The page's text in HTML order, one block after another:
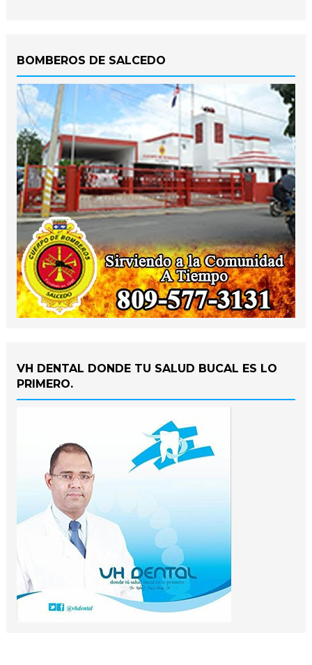
BOMBEROS DE SALCEDO
VH DENTAL DONDE TU SALUD BUCAL ES LO
PRIMERO.